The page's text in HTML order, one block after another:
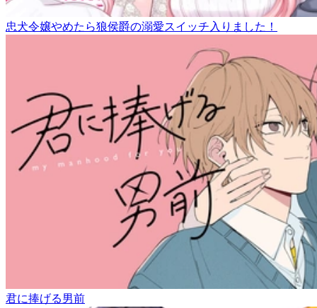
忠犬令嬢やめたら狼侯爵の溺愛スイッチ入りました！
君に捧げる男前